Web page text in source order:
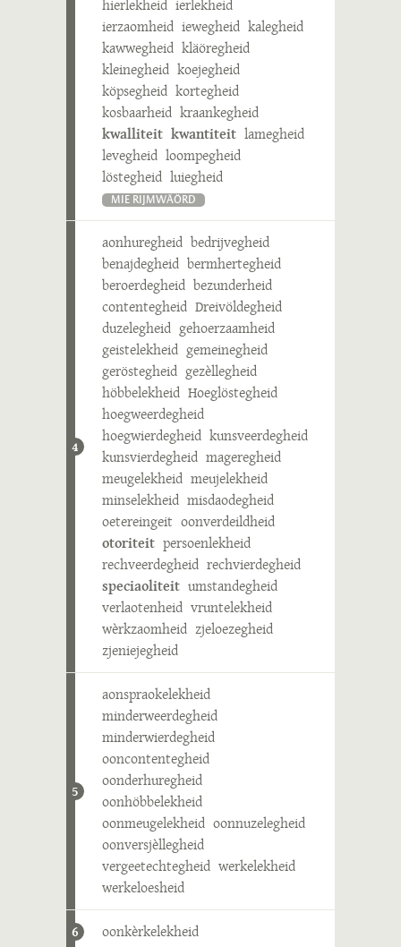
hierlekheid ierlekheid
ierzaomheid iewegheid kalegheid
kawwegheid kläöregheid
kleinegheid koejegheid
köpsegheid kortegheid
kosbaarheid kraankegheid
kwalliteit kwantiteit lamegheid
levegheid loompegheid
löstegheid luiegheid
MIE RIJMWÄÖRD
4
aonhuregheid bedrijvegheid
benajdegheid bermhertegheid
beroerdegheid bezunderheid
contentegheid Dreivöldegheid
duzelegheid gehoerzaamheid
geistelekheid gemeinegheid
geröstegheid gezèllegheid
höbbelekheid Hoeglöstegheid
hoegweerdegheid
hoegwierdegheid kunsveerdegheid
kunsvierdegheid mageregheid
meugelekheid meujelekheid
minselekheid misdaodegheid
oetereingeit oonverdeildheid
otoriteit persoenlekheid
rechveerdegheid rechvierdegheid
speciaoliteit umstandegheid
verlaotenheid vruntelekheid
wèrkzaomheid zjeloezegheid
zjeniejegheid
5
aonspraokelekheid
minderweerdegheid
minderwierdegheid
ooncontentegheid
oonderhuregheid
oonhöbbelekheid
oonmeugelekheid oonnuzelegheid
oonversjèllegheid
vergeetechtegheid werkelekheid
werkeloesheid
6 oonkèrkelekheid